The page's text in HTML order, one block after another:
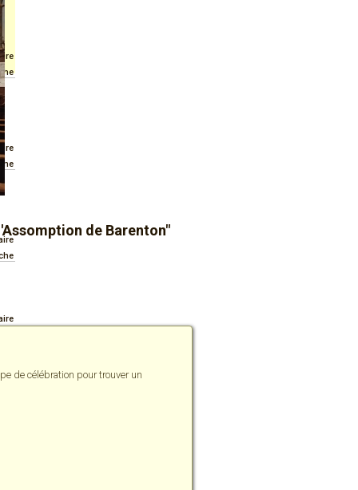
de Barenton"
de célébration pour trouver un